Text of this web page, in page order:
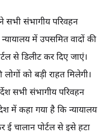
सभी संभागीय परिवहन
में उपसमित वादों की
से डिलीट कर दिए जाएं।
को बड़ी राहत मिलेगी।
सभी संभागीय परिवहन
में कहा गया है कि न्यायालय
ई चालान पोर्टल से इसे हटा